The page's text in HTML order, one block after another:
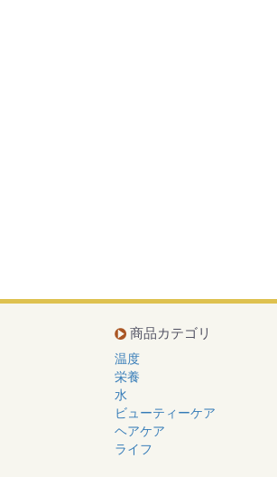
商品カテゴリ
温度
栄養
水
ビューティーケア
ヘアケア
ライフ